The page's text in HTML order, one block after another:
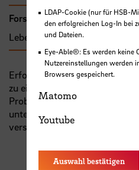
Forschungs- und
Lebensqualität
Erforschung der
zu einer
Problemwahrnehmungen u. -
unterschiedlichen
verschiedener Akteure/
LDAP-Cookie (nur für HSB-
den erfolgreichen Log-In bei
und Dateien.
Eye-Able®: Es werden keine
Nutzereinstellungen werden
Browsers gespeichert.
Matomo
Youtube
Auswahl bestätigen